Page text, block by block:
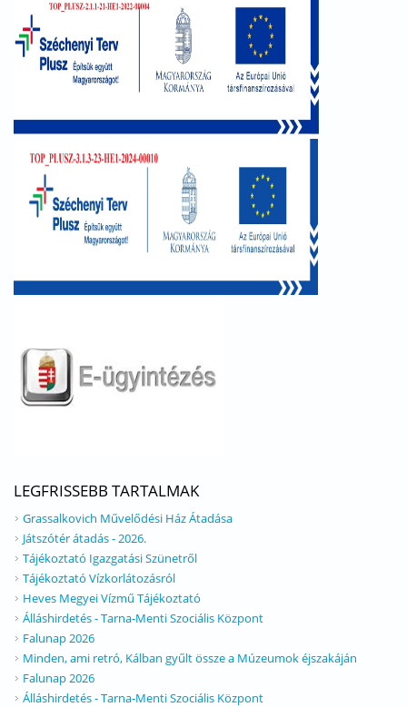
LEGFRISSEBB TARTALMAK
Grassalkovich Művelődési Ház Átadása
Játszótér átadás - 2026.
Tájékoztató Igazgatási Szünetről
Tájékoztató Vízkorlátozásról
Heves Megyei Vízmű Tájékoztató
Álláshirdetés - Tarna-Menti Szociális Központ
Falunap 2026
Minden, ami retró, Kálban gyűlt össze a Múzeumok éjszakáján
Falunap 2026
Álláshirdetés - Tarna-Menti Szociális Központ